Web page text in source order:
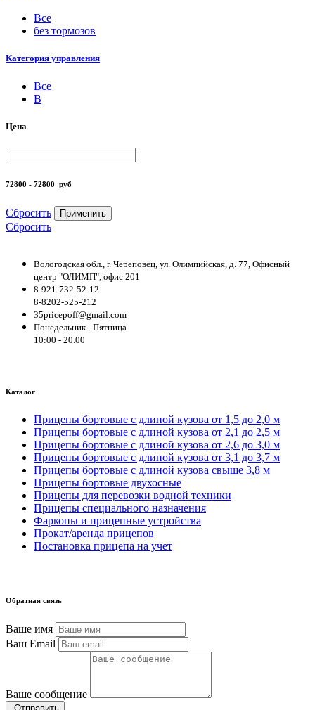
Все
без тормозов
Категория управления
Все
B
Цена
72800 - 72800 руб
Сбросить Применить
Сбросить
Вологодская обл., г. Череповец, ул. Олимпийская, д. 77, Офисный
центр "ОЛИМП", офис 201
8-921-732-52-12
8-8202-525-212
35pricepoff@gmail.com
Понедельник - Пятница
10:00 - 20.00
Каталог
Прицепы бортовые с длиной кузова от 1,5 до 2,0 м
Прицепы бортовые с длиной кузова от 2,1 до 2,5 м
Прицепы бортовые с длиной кузова от 2,6 до 3,0 м
Прицепы бортовые с длиной кузова от 3,1 до 3,7 м
Прицепы бортовые с длиной кузова свыше 3,8 м
Прицепы бортовые двухосные
Прицепы для перевозки водной техники
Прицепы специального назначения
Фаркопы и прицепные устройства
Прокат/аренда прицепов
Постановка прицепа на учет
Обратная связь
Ваше имя
Ваш Email
Ваше сообщение